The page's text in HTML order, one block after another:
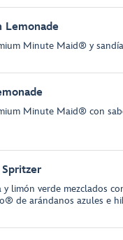
Lemonade
Minute Maid® y sandía
Minute Maid® con
y limón verde mezclados
de arándanos azules e